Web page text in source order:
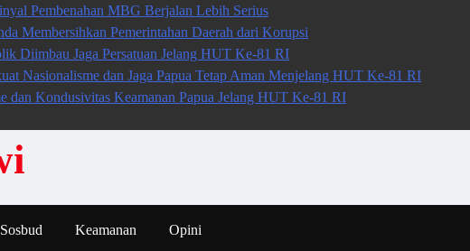
Pembenahan MBG Berjalan Lebih Serius
Membersihkan Pemerintahan Daerah dari Korupsi
Diimbau Jaga Persatuan Jelang HUT Ke-81 RI
Nasionalisme dan Jaga Papua Tetap Aman Menjelang HUT Ke-81 RI
dan Kondusivitas Keamanan Papua Jelang HUT Ke-81 RI
Sosbud Keamanan Opini